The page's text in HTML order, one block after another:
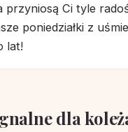
przyniosą Ci tyle
poniedziałki z
lat!
dla